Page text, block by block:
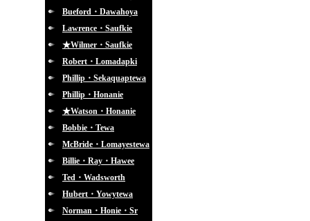
Bueford・Dawahoya
Lawrence・Saufkie
★Wilmer・Saufkie
Robert・Lomadapki
Phillip・Sekaquaptewa
Phillip・Honanie
★Watson・Honanie
Bobbie・Tewa
McBride・Lomayestewa
Billie・Ray・Hawee
Ted・Wadsworth
Hubert・Yowytewa
Norman・Honie・Sr